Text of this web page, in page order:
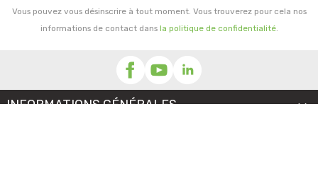
Vous pouvez vous désinscrire à tout moment. Vous trouverez pour cela nos
informations de contact dans la politique de confidentialité.
INFORMATIONS GÉNÉRALES 